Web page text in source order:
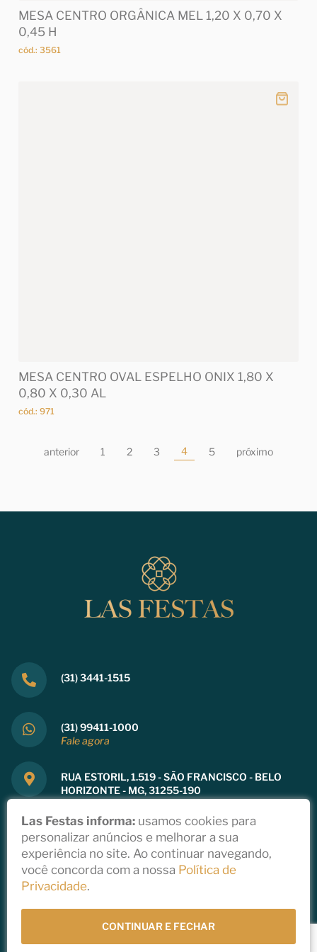
MESA CENTRO ORGÂNICA MEL 1,20 X 0,70 X
0,45 H
cód.: 3561
MESA CENTRO OVAL ESPELHO ONIX 1,80 X
0,80 X 0,30 AL
cód.: 971
anterior 1 2 3 4 5 próximo
(31) 3441-1515
(31) 99411-1000
Fale agora
RUA ESTORIL, 1.519 - SÃO FRANCISCO - BELO
HORIZONTE - MG, 31255-190
Copyright 2021
Las Festas informa: usamos cookies para
personalizar anúncios e melhorar a sua
experiência no site. Ao continuar navegando,
você concorda com a nossa Política de
Privacidade.
CONTINUAR E FECHAR